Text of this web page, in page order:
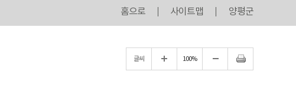
홈으로 사이트맵 양평군
글씨 100%